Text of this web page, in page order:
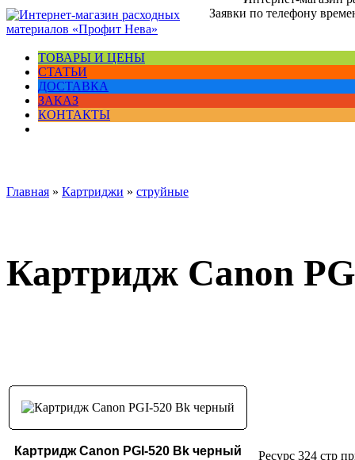
Заявки по телефону
ТОВАРЫ И ЦЕНЫ
СТАТЬИ
ДОСТАВКА
ЗАКАЗ
КОНТАКТЫ
Главная » Картриджи » струйные
Картридж Canon
Картридж Canon PGI-520 Bk черный Ресурс 324 стр